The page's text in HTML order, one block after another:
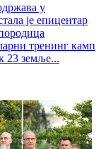
у
је епицентар
тренинг камп
23 земље...